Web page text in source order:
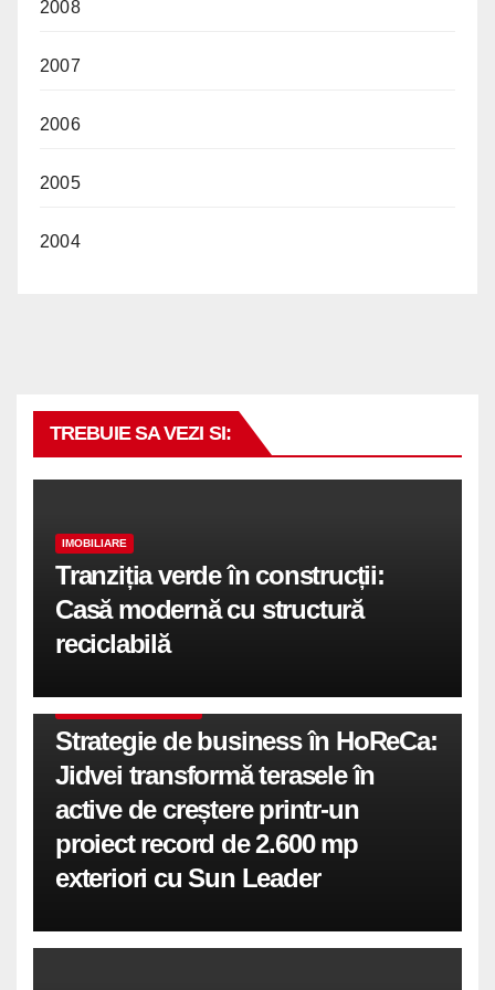
2008
2007
2006
2005
2004
TREBUIE SA VEZI SI:
IMOBILIARE
Tranziția verde în construcții:
Casă modernă cu structură
reciclabilă
Strategie de business în HoReCa:
Jidvei transformă terasele în
active de creștere printr-un
proiect record de 2.600 mp
exteriori cu Sun Leader